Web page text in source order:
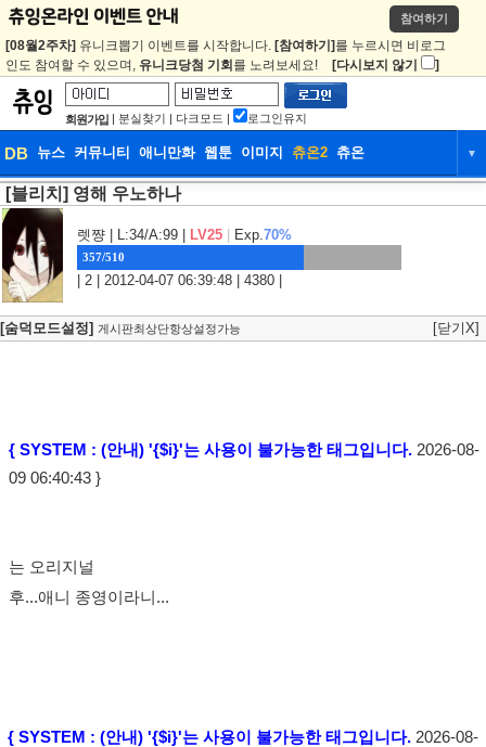
참여하기
[08월2주차] 유니크뽑기 이벤트를 시작합니다. [참여하기] 를 누르시면 비로그
인도 참여할 수 있으며, 유니크당첨 기회 를 노려보세요! [다시보지 않기 ]
회원가입 | 분실찾기 | 다크모드 | 로그인유지
DB 뉴스 커뮤니티 애니만화 웹툰 이미지 츄온2 츄온 ▼
DB 뉴스
웹툰 이미지 츄온2
[블리치] 영해 우노하나
렛쨩 | L:34/A:99 | LV25 Exp.70%
357/510
| 2 | 2012-04-07 06:39:48 | 4380 |
[숨덕모드설정] 게시판최상단항상설정가능 [닫기X]
{ SYSTEM : (안내) '{$i}'는 사용이 불가능한 태그입니다.2026-08-
09 06:40:43 }
는 오리지널
후...애니 종영이라니...
{ SYSTEM : (안내) '{$i}'는 사용이 불가능한 태그입니다.2026-08-